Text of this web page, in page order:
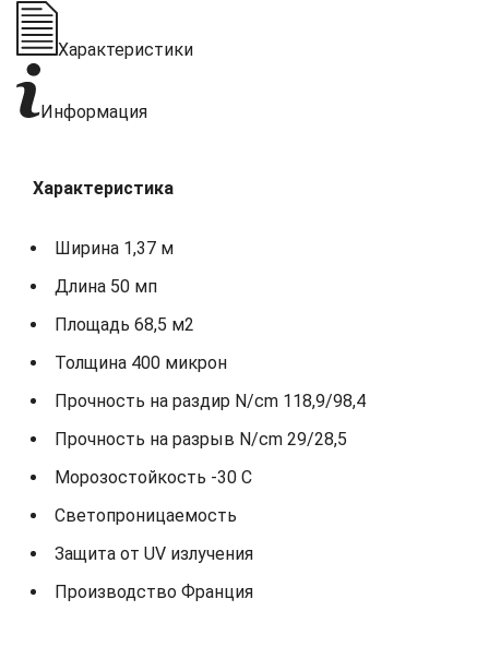
Характеристики
Информация
Характеристика
Ширина 1,37 м
Длина 50 мп
Площадь 68,5 м2
Толщина 400 микрон
Прочность на раздир N/cm 118,9/98,4
Прочность на разрыв N/cm 29/28,5
Морозостойкость -30 С
Светопроницаемость
Защита от UV излучения
Производство Франция